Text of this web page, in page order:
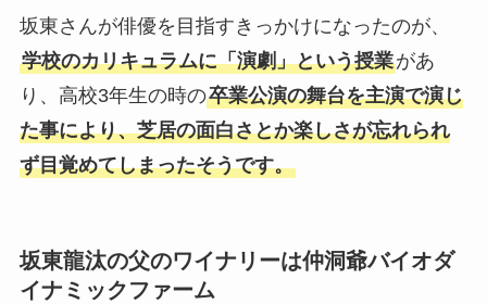
坂東さんが俳優を目指すきっかけになったのが、
学校のカリキュラムに「演劇」という授業があ
り、高校3年生の時の卒業公演の舞台を主演で演じ
た事により、芝居の面白さとか楽しさが忘れられ
ず目覚めてしまったそうです。
坂東龍汰の父のワイナリーは仲洞爺バイオダ
イナミックファーム